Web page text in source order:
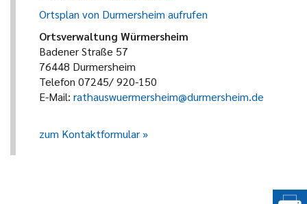
Ortsplan von Durmersheim aufrufen
Ortsverwaltung Würmersheim
Badener Straße 57
76448 Durmersheim
Telefon 07245/ 920-150
E-Mail: rathauswuermersheim@durmersheim.de
zum Kontaktformular